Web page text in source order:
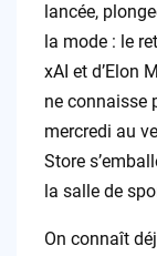
lancée,
la mode : le
xAI et d’Elon
ne connaisse
mercredi au
Store
la salle de
On connaît